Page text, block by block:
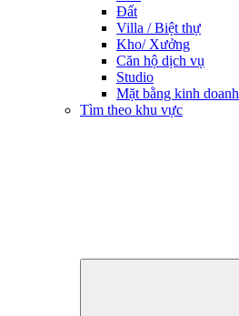
Đất
Villa / Biệt thự
Kho/ Xưởng
Căn hộ dịch vụ
Studio
Mặt bằng kinh doanh
Tìm theo khu vực